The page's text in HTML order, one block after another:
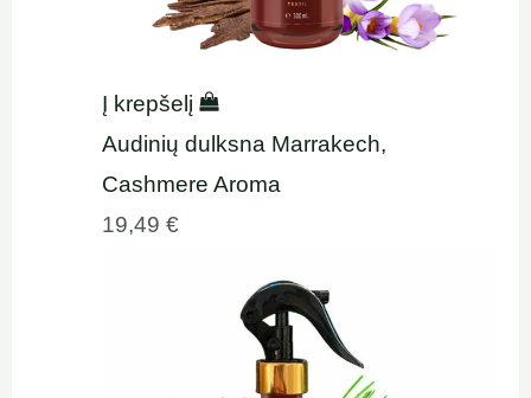
Į krepšelį
Audinių dulksna Marrakech,
Cashmere Aroma
19,49€